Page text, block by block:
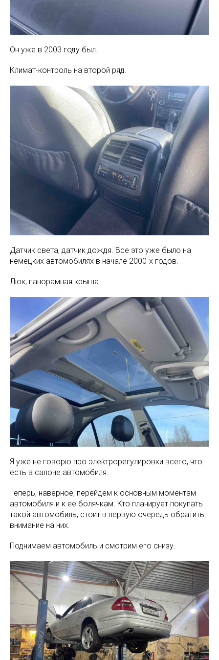
Он уже в 2003 году был.
Климат-контроль на второй ряд.
Датчик света, датчик дождя. Все это уже было на
немецких автомобилях в начале 2000-х годов.
Люк, панорамная крыша.
Я уже не говорю про электрорегулировки всего, что
есть в салоне автомобиля.
Теперь, наверное, перейдем к основным моментам
автомобиля и к ее болячкам. Кто планирует покупать
такой автомобиль, стоит в первую очередь обратить
внимание на них.
Поднимаем автомобиль и смотрим его снизу.